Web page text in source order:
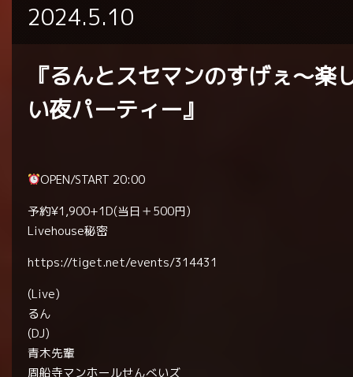
2024.5.10
『るんとスセマンのすげぇ～楽
い夜パーティー』
OPEN/START 20:00
予約¥1,900+1D(当日＋500円)
Livehouse秘密
https://tiget.net/events/314431
(Live)
るん
(DJ)
青木先輩
周船寺マンホールせんべいズ